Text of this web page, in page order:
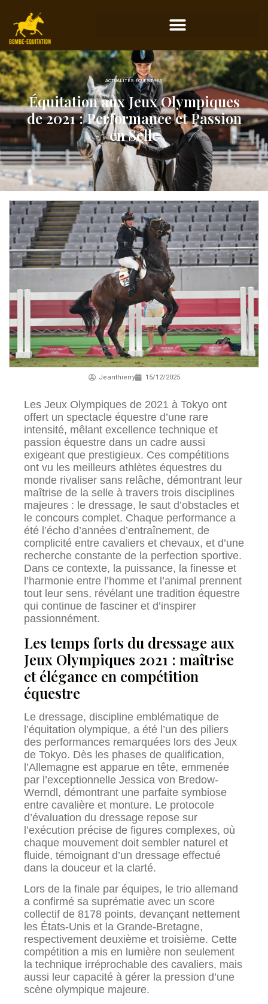
ACTUALITÉS ÉQUESTRES
Équitation aux Jeux Olympiques
de 2021 : Performance et Passion
en Selle
Jeanthierry 15/12/2025
Les Jeux Olympiques de 2021 à Tokyo ont
offert un spectacle équestre d’une rare
intensité, mêlant excellence technique et
passion équestre dans un cadre aussi
exigeant que prestigieux. Ces compétitions
ont vu les meilleurs athlètes équestres du
monde rivaliser sans relâche, démontrant leur
maîtrise de la selle à travers trois disciplines
majeures : le dressage, le saut d’obstacles et
le concours complet. Chaque performance a
été l’écho d’années d’entraînement, de
complicité entre cavaliers et chevaux, et d’une
recherche constante de la perfection sportive.
Dans ce contexte, la puissance, la finesse et
l’harmonie entre l’homme et l’animal prennent
tout leur sens, révélant une tradition équestre
qui continue de fasciner et d’inspirer
passionnément.
Les temps forts du dressage aux
Jeux Olympiques 2021 : maîtrise
et élégance en compétition
équestre
Le dressage, discipline emblématique de
l’équitation olympique, a été l’un des piliers
des performances remarquées lors des Jeux
de Tokyo. Dès les phases de qualification,
l’Allemagne est apparue en tête, emmenée
par l’exceptionnelle Jessica von Bredow-
Werndl, démontrant une parfaite symbiose
entre cavalière et monture. Le protocole
d’évaluation du dressage repose sur
l’exécution précise de figures complexes, où
chaque mouvement doit sembler naturel et
fluide, témoignant d’un dressage effectué
dans la douceur et la clarté.
Lors de la finale par équipes, le trio allemand
a confirmé sa suprématie avec un score
collectif de 8178 points, devançant nettement
les États-Unis et la Grande-Bretagne,
respectivement deuxième et troisième. Cette
compétition a mis en lumière non seulement
la technique irréprochable des cavaliers, mais
aussi leur capacité à gérer la pression d’une
scène olympique majeure.